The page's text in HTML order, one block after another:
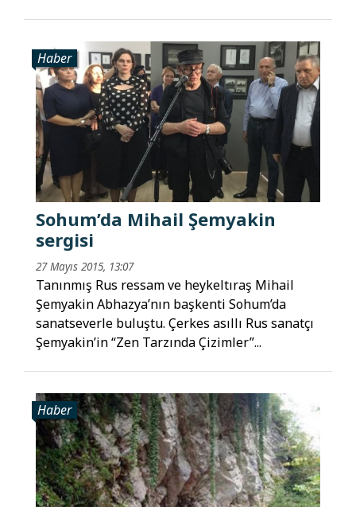
Haber
Sohum’da Mihail Şemyakin
sergisi
27 Mayıs 2015, 13:07
Tanınmış Rus ressam ve heykeltıraş Mihail
Şemyakin Abhazya’nın başkenti Sohum’da
sanatseverle buluştu. Çerkes asıllı Rus sanatçı
Şemyakin’in “Zen Tarzında Çizimler”...
Haber